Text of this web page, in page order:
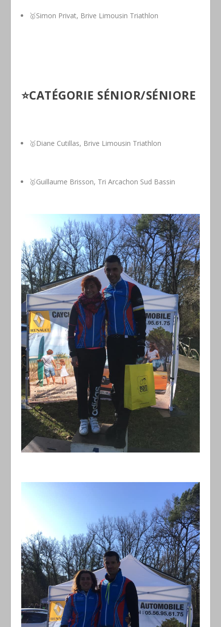
🥇Simon Privat, Brive Limousin Triathlon
⭐️CATÉGORIE SÉNIOR/SÉNIORE
🥇Diane Cutillas, Brive Limousin Triathlon
🥇Guillaume Brisson, Tri Arcachon Sud Bassin